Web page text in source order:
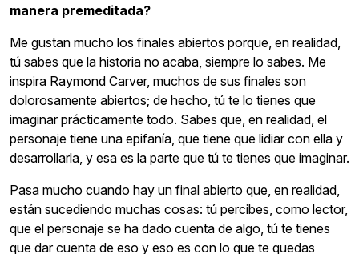
manera premeditada?
Me gustan mucho los finales abiertos porque, en realidad,
tú sabes que la historia no acaba, siempre lo sabes. Me
inspira Raymond Carver, muchos de sus finales son
dolorosamente abiertos; de hecho, tú te lo tienes que
imaginar prácticamente todo. Sabes que, en realidad, el
personaje tiene una epifanía, que tiene que lidiar con ella y
desarrollarla, y esa es la parte que tú te tienes que imaginar.
Pasa mucho cuando hay un final abierto que, en realidad,
están sucediendo muchas cosas: tú percibes, como lector,
que el personaje se ha dado cuenta de algo, tú te tienes
que dar cuenta de eso y eso es con lo que te quedas